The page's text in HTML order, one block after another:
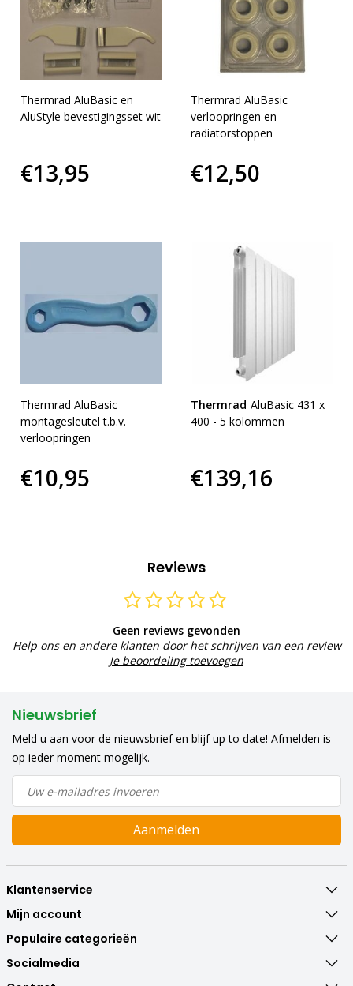
Thermrad AluBasic en
AluStyle bevestigingsset wit
€13,95
Thermrad AluBasic
verloopringen en
radiatorstoppen
€12,50
Thermrad AluBasic
montagesleutel t.b.v.
verloopringen
€10,95
Thermrad AluBasic 431 x
400 - 5 kolommen
€139,16
Reviews
Geen reviews gevonden
Help ons en andere klanten door het schrijven van een review
Je beoordeling toevoegen
Nieuwsbrief
Meld u aan voor de nieuwsbrief en blijf up to date! Afmelden is
op ieder moment mogelijk.
Aanmelden
Klantenservice
Mijn account
Populaire categorieën
Socialmedia